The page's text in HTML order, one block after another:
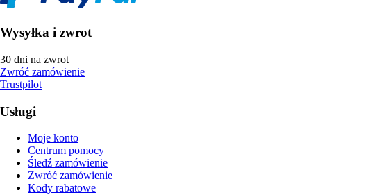
Wysyłka i zwrot
30 dni na zwrot
Zwróć zamówienie
Trustpilot
Usługi
Moje konto
Centrum pomocy
Śledź zamówienie
Zwróć zamówienie
Kody rabatowe